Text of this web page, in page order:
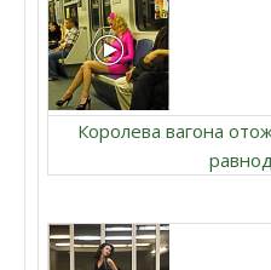
Королева вагона